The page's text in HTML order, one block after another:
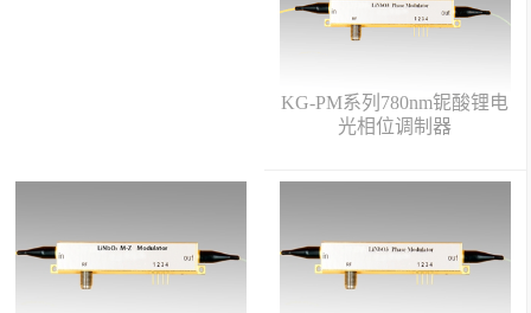
KG-PM系列780nm铌酸锂电
光相位调制器